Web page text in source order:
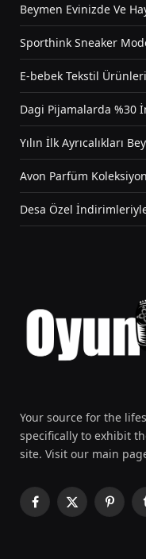
Beymen Evinizde Ve
Sporthink Sneaker
E-bebek Tekstil
Dagi Pijamalarda %30
Yılın İlk Ayrıcalıkları
Avon Parfüm
Desa Özel İndirimleriyle
Your source for the
specifically to exhibit
site. Visit our main
Facebook
X